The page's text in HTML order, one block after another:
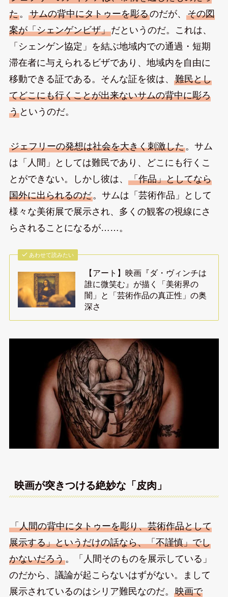
た。 サムの背中にタトゥーを彫るのだが、 その図
案が「シェンゲンビザ」だというのだ。これは、
「シェンゲン協定」を結ぶ地域内での通過・短期
滞在者に与えられるビザであり、地域内を自由に
移動できる証である。そんな証を彼は、 難民とし
てどこにも行くことが出来ないサムの背中に彫ろ
うというのだ。
ジェフリーの発想は社会を大きく刺激した。サム
は「人間」としては難民であり、どこにも行くこ
とができない。しかし彼は、 「作品」としてなら
国外に出られるのだ。サムは「芸術作品」として
様々な美術展で展示され、多くの観客の視線にさ
らされることになるが……。
あわせて読みたい
【アート】映画『ダ・ヴィンチは
誰に微笑む』が描く「美術界の
闇」と「芸術作品の真正性」の奥
深さ
映画が突きつける絶妙な「皮肉」
「人間の背中にタトゥーを彫り、芸術作品として
展示する」というだけの話なら、「不謹慎」でし
かないだろう。「人間そのものを展示している」
のだから、議論が起こらないはずがない。まして
展示されているのはシリア難民なのだ。 映画で